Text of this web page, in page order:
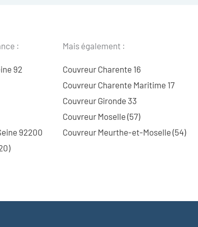
:
92
92200
Mais également :
Couvreur Charente 16
Couvreur Charente Maritime 17
Couvreur Gironde 33
Couvreur Moselle (57)
Couvreur Meurthe-et-Moselle (54)